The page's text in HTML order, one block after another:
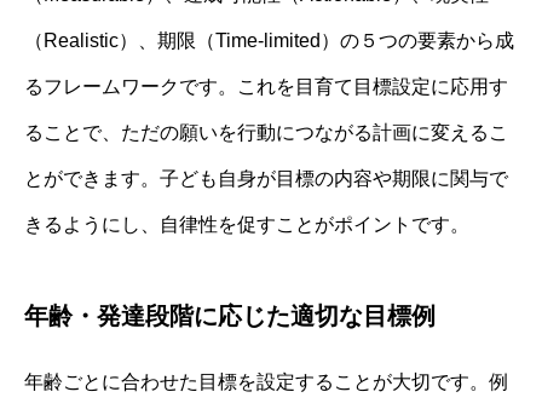
（Realistic）、期限（Time-limited）の５つの要素から成
るフレームワークです。これを目育て目標設定に応用す
ることで、ただの願いを行動につながる計画に変えるこ
とができます。子ども自身が目標の内容や期限に関与で
きるようにし、自律性を促すことがポイントです。
年齢・発達段階に応じた適切な目標例
年齢ごとに合わせた目標を設定することが大切です。例